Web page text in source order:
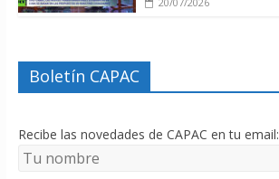
Boletín CAPAC
Recibe las novedades de CAPAC en tu email: